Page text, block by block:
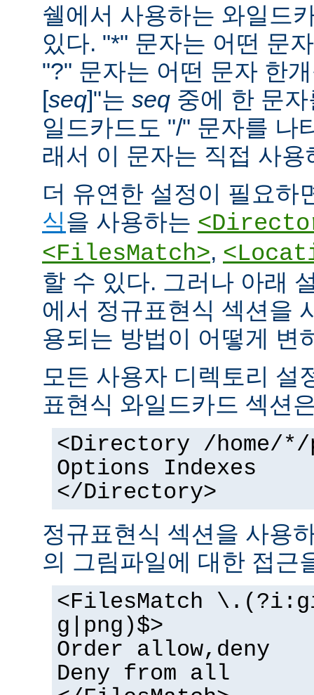
쉘에서 사용하는 와일드
있다. "*" 문자는 어떤 문
"?" 문자는 어떤 문자 한
[seq]"는 seq 중에 한 문
일드카드도 "/" 문자를 나
래서 이 문자는 직접 사용
더 유연한 설정이 필요하
식을 사용하는
<FilesMatch>,
할 수 있다. 그러나 아래
에서 정규표현식 섹션을
용되는 방법이 어떻게 변
모든 사용자 디렉토리 설
표현식 와일드카드 섹션
<Directory /home/
Options Indexes
</Directory>
정규표현식 섹션을 사용
의 그림파일에 대한 접근
<FilesMatch
g|png)$>
Order allow,deny
Deny from all